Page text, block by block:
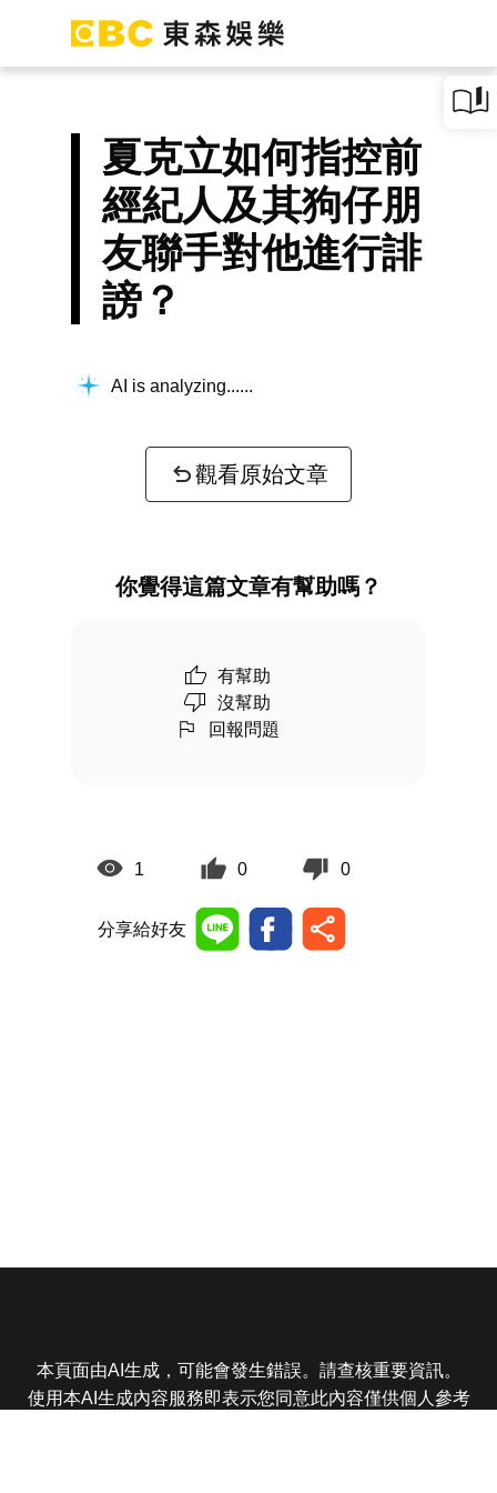
夏克立如何指控前
經紀人及其狗仔朋
友聯手對他進行誹
謗？
AI is analyzing...
觀看原始文章
你覺得這篇文章有幫助嗎？
有幫助
沒幫助
回報問題
1 0 0
分享給好友
本頁面由AI生成，可能會發生錯誤。請查核重要資訊。
使用本AI生成內容服務即表示您同意此內容僅供個人參考